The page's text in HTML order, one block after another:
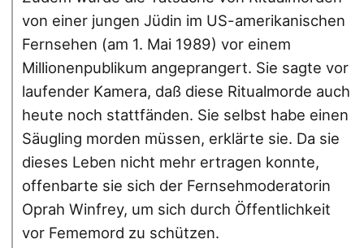
von einer jungen Jüdin im US-amerikanischen
Fernsehen (am 1. Mai 1989) vor einem
Millionenpublikum angeprangert. Sie sagte vor
laufender Kamera, daß diese Ritualmorde auch
heute noch stattfänden. Sie selbst habe einen
Säugling morden müssen, erklärte sie. Da sie
dieses Leben nicht mehr ertragen konnte,
offenbarte sie sich der Fernsehmoderatorin
Oprah Winfrey, um sich durch Öffentlichkeit
vor Fememord zu schützen.